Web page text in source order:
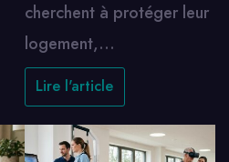
cherchent à protéger leur
logement,…
Lire l'article